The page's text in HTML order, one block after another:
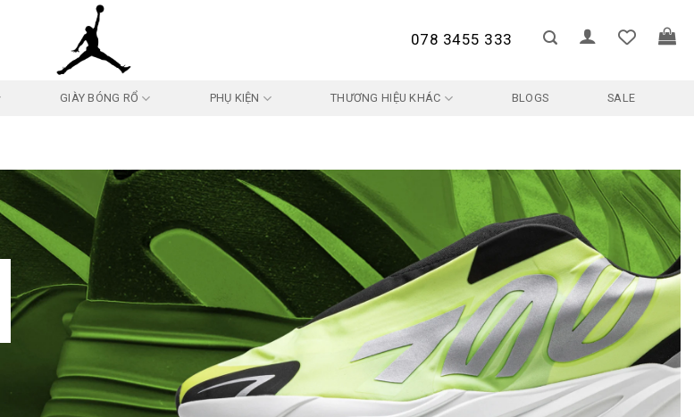
078 3455 333
GIÀY BÓNG RỔ PHỤ KIỆN THƯƠNG HIỆU KHÁC BLOGS SALE